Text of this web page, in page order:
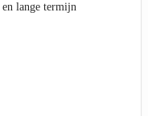
lange termijn